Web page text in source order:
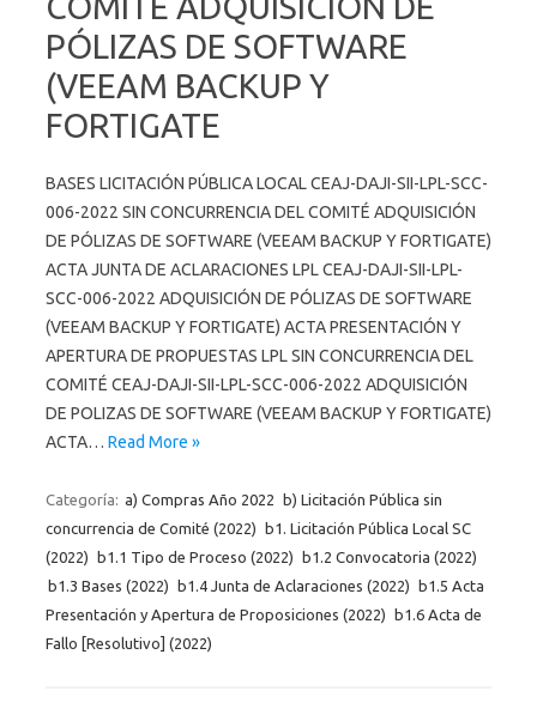
PÓLIZAS DE SOFTWARE
(VEEAM BACKUP Y
FORTIGATE
BASES LICITACIÓN PÚBLICA LOCAL CEAJ-DAJI-SII-LPL-SCC-
006-2022 SIN CONCURRENCIA DEL COMITÉ ADQUISICIÓN
DE PÓLIZAS DE SOFTWARE (VEEAM BACKUP Y FORTIGATE)
ACTA JUNTA DE ACLARACIONES LPL CEAJ-DAJI-SII-LPL-
SCC-006-2022 ADQUISICIÓN DE PÓLIZAS DE SOFTWARE
(VEEAM BACKUP Y FORTIGATE) ACTA PRESENTACIÓN Y
APERTURA DE PROPUESTAS LPL SIN CONCURRENCIA DEL
COMITÉ CEAJ-DAJI-SII-LPL-SCC-006-2022 ADQUISICIÓN
DE POLIZAS DE SOFTWARE (VEEAM BACKUP Y FORTIGATE)
ACTA… Read More »
Categoría: a) Compras Año 2022 b) Licitación Pública sin
concurrencia de Comité (2022) b1. Licitación Pública Local SC
(2022) b1.1 Tipo de Proceso (2022) b1.2 Convocatoria (2022)
b1.3 Bases (2022) b1.4 Junta de Aclaraciones (2022) b1.5 Acta
Presentación y Apertura de Proposiciones (2022) b1.6 Acta de
Fallo [Resolutivo] (2022)